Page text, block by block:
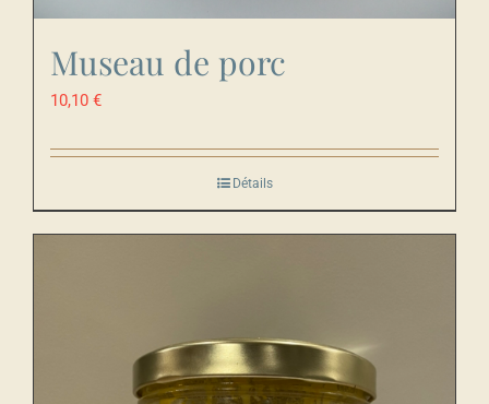
Museau de porc
10,10 €
Détails